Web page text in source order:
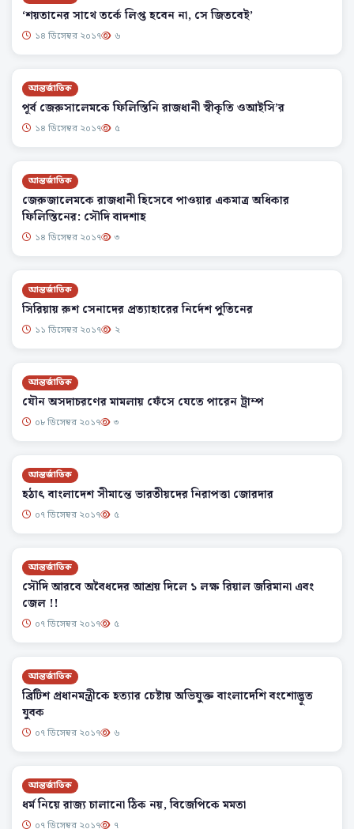
‘শয়তানের সাথে তর্কে লিপ্ত হবেন না, সে জিতবেই’
১৪ ডিসেম্বর ২০১৭ ৬
আন্তর্জাতিক
পূর্ব জেরুসালেমকে ফিলিস্তিনি রাজধানী স্বীকৃতি ওআইসি’র
১৪ ডিসেম্বর ২০১৭ ৫
আন্তর্জাতিক
জেরুজালেমকে রাজধানী হিসেবে পাওয়ার একমাত্র অধিকার
ফিলিস্তিনের: সৌদি বাদশাহ
১৪ ডিসেম্বর ২০১৭ ৩
আন্তর্জাতিক
সিরিয়ায় রুশ সেনাদের প্রত্যাহারের নির্দেশ পুতিনের
১১ ডিসেম্বর ২০১৭ ২
আন্তর্জাতিক
যৌন অসদাচরণের মামলায় ফেঁসে যেতে পারেন ট্রাম্প
০৮ ডিসেম্বর ২০১৭ ৩
আন্তর্জাতিক
হঠাৎ বাংলাদেশ সীমান্তে ভারতীয়দের নিরাপত্তা জোরদার
০৭ ডিসেম্বর ২০১৭ ৫
আন্তর্জাতিক
সৌদি আরবে অবৈধদের আশ্রয় দিলে ১ লক্ষ রিয়াল জরিমানা এবং
জেল !!
০৭ ডিসেম্বর ২০১৭ ৫
আন্তর্জাতিক
ব্রিটিশ প্রধানমন্ত্রীকে হত্যার চেষ্টায় অভিযুক্ত বাংলাদেশি বংশোদ্ভূত
যুবক
০৭ ডিসেম্বর ২০১৭ ৬
আন্তর্জাতিক
ধর্ম নিয়ে রাজ্য চালানো ঠিক নয়, বিজেপিকে মমতা
০৭ ডিসেম্বর ২০১৭ ৭